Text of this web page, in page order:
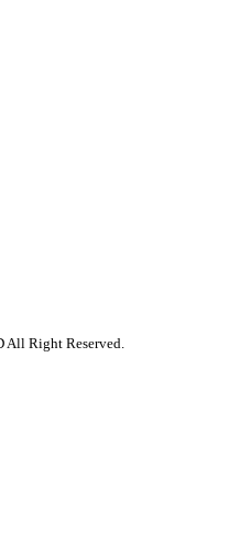
All Right Reserved.